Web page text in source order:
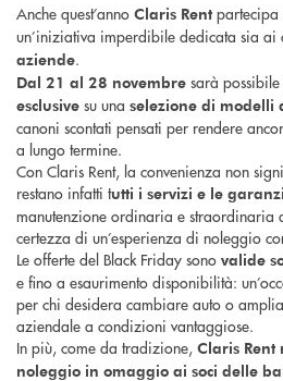
Anche quest’anno Claris Rent partecipa
un’iniziativa imperdibile dedicata sia ai
aziende.
Dal 21 al 28 novembre sarà
esclusive su una selezione di modelli
canoni scontati pensati per rendere
a lungo termine.
Con Claris Rent, la convenienza non
restano infatti tutti i servizi e le
manutenzione ordinaria e straordinaria
certezza di un’esperienza di noleggio
Le offerte del Black Friday sono valide
e fino a esaurimento disponibilità:
per chi desidera cambiare auto o
aziendale a condizioni vantaggiose.
In più, come da tradizione, Claris Rent
noleggio in omaggio ai soci delle